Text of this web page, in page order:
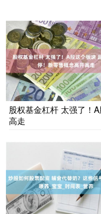
股权基金杠杆 太强了！
高走